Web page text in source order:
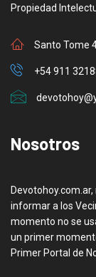
Propiedad
Santo Tome
+54 911
Nosotros
informar a los
momento no se
un primer
Primer Portal de